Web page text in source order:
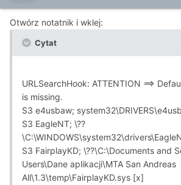
Otwórz notatnik i wklej:
Cytat
URLSearchHook: ATTENTION ==>
is missing.
S3 e4usbaw;
S3 EagleNT; \??
S3 FairplayKD; \??\C:\Documents and
Users\Dane aplikacji\MTA San Andreas
All\1.3\temp\FairplayKD.sys [x]